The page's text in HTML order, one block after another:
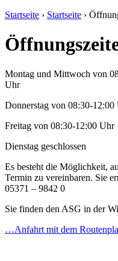
Startseite › Startseite ›
Montag und Mittwoch von
Uhr
Donnerstag von 08:30-
Freitag von 08:30-12:00 Uhr
Dienstag geschlossen
Es besteht die Möglichkeit,
Termin zu vereinbaren. Sie
05371 – 9842 0
Sie finden den ASG in der
…Anfahrt mit dem